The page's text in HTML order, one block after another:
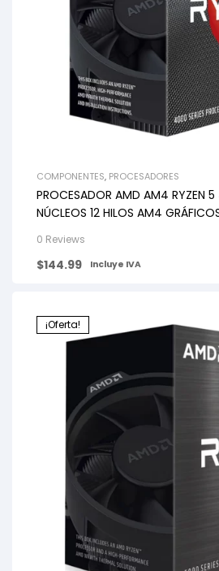
COMPONENTES, PROCESADORES
PROCESADOR AMD AM4 RYZEN
NÚCLEOS 12 HILOS AM4
0 Reviews
$144.99 Incluye IVA
¡Oferta!